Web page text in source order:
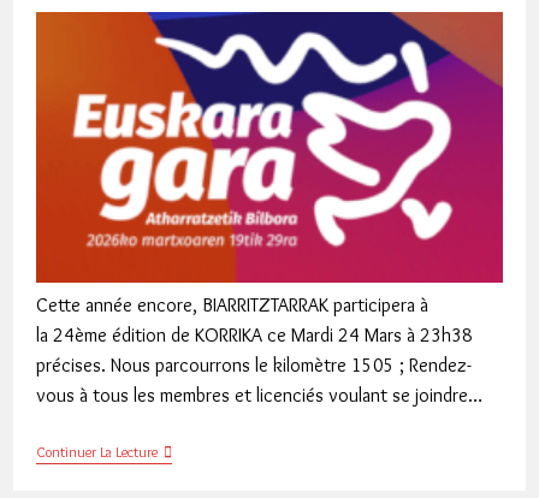
Cette année encore, BIARRITZTARRAK participera à
la 24ème édition de KORRIKA ce Mardi 24 Mars à 23h38
précises. Nous parcourrons le kilomètre 1505 ; Rendez-
vous à tous les membres et licenciés voulant se joindre…
Continuer La Lecture24.KORRIKA